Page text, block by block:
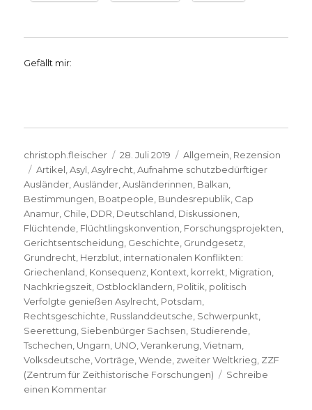
Gefällt mir:
Autor
christoph.fleischer
Veröffentlicht
am
28. Juli 2019 Kategorien
Allgemein Rezension
Schlagwörter
Artikel ,Asyl ,Asylrecht ,Aufnahme schutzbedürftiger
Ausländer ,Ausländer ,Ausländerinnen Balkan
Bestimmungen Boatpeople Bundesrepublik Cap
Anamur Chile DDR Deutschland Diskussionen
Flüchtende Flüchtlingskonvention Forschungsprojekten
Gerichtsentscheidung Geschichte Grundgesetz
Grundrecht Herzblut internationalen Konflikten:
Griechenland Konsequenz Kontext korrekt Migration
Nachkriegszeit Ostblockländern Politik politisch
Verfolgte genießen Asylrecht Potsdam
Rechtsgeschichte Russlanddeutsche Schwerpunkt
Seerettung Siebenbürger Sachsen Studierende
Tschechen Ungarn UNO ,Verankerung ,Vietnam
Volksdeutsche ,Vorträge ,Wende zweiter Weltkrieg ZZF
(Zentrum für Zeithistorische Forschungen)
Schreibe
einen Kommentarzu